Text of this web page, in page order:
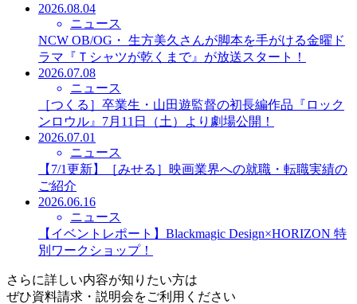
2026.08.04
ニュース
NCW OB/OG・ 生方美久さんが脚本を手がける金曜ド
ラマ『Ｔシャツが乾くまで』が放送スタート！
2026.07.08
ニュース
［つくる］卒業生・山田遊監督の初長編作品『ロック
ンロウル』7月11日（土）より劇場公開！
2026.07.01
ニュース
【7/1更新】［みせる］映画業界への就職・転職実績の
ご紹介
2026.06.16
ニュース
【イベントレポート】Blackmagic Design×HORIZON 特
別ワークショップ！
さらに詳しい内容が知りたい方は
ぜひ資料請求・説明会をご利用ください